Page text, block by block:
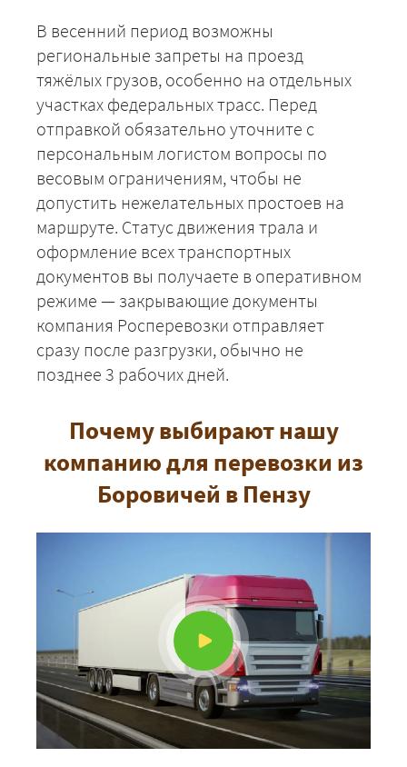
В весенний период возможны
региональные запреты на проезд
тяжёлых грузов, особенно на отдельных
участках федеральных трасс. Перед
отправкой обязательно уточните с
персональным логистом вопросы по
весовым ограничениям, чтобы не
допустить нежелательных простоев на
маршруте. Статус движения трала и
оформление всех транспортных
документов вы получаете в оперативном
режиме — закрывающие документы
компания Росперевозки отправляет
сразу после разгрузки, обычно не
позднее 3 рабочих дней.
Почему выбирают нашу
компанию для перевозки из
Боровичей в Пензу
ЗАКАЗАТЬ